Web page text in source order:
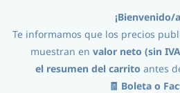
¡Bienvenido/
Te informamos que los precios
muestran en valor neto (sin
el resumen del carrito antes
🧾 Boleta o